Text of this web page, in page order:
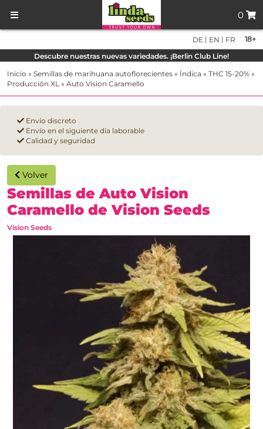
0
18+
DE | EN | FR
Descubre nuestras nuevas variedades. ¡Berlin Club Line!
Inicio » Semillas de marihuana autoflorecientes » Índica » THC 15-20% »
Producción XL » Auto Vision Caramello
Envío discreto
Envío en el siguiente día laborable
Calidad y seguridad
Volver
Semillas de Auto Vision
Caramello de Vision Seeds
Vision Seeds